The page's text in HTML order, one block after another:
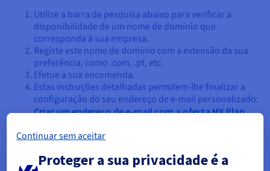
Utilize a barra de pesquisa abaixo para verificar a
disponibilidade de um nome de domínio que
corresponda à sua empresa.
Registe este nome de domínio com a extensão da sua
preferência, como .com, .pt, etc.
Efetue a sua encomenda.
Estas instruções detalhadas permitem-lhe finalizar a
configuração do seu endereço de e-mail personalizado:
Criar um endereço de e-mail com a oferta MX Plan.
Continuar sem aceitar
Proteger a sua privacidade é a